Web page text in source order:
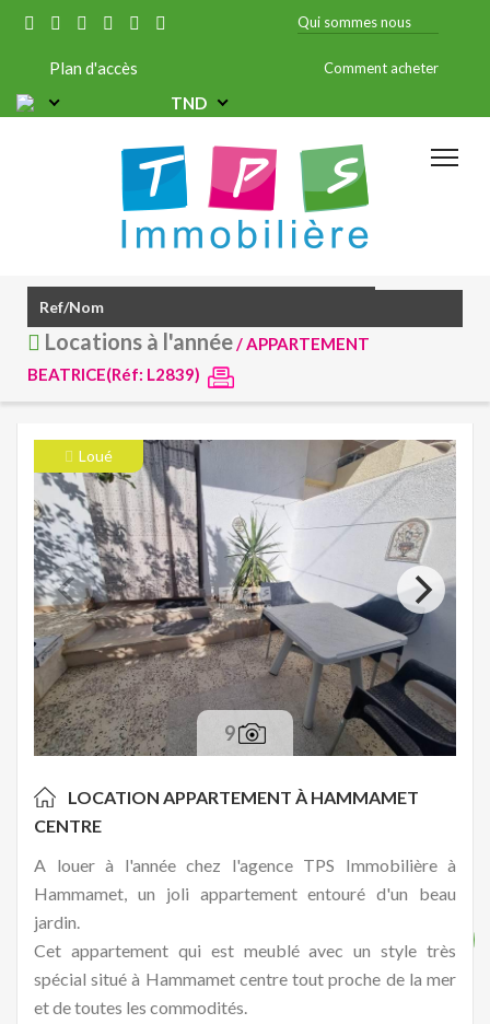
Qui sommes nous
Plan d'accès Comment acheter
TND
Locations à l'année/ APPARTEMENT
BEATRICE(Réf: L2839)
Loué
9
LOCATION APPARTEMENT À HAMMAMET
CENTRE
A louer à l'année chez l'agence TPS Immobilière à
Hammamet, un joli appartement entouré d'un beau
jardin.
Cet appartement qui est meublé avec un style très
spécial situé à Hammamet centre tout proche de la mer
et de toutes les commodités.